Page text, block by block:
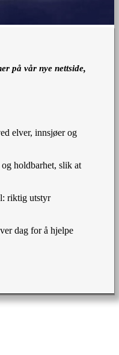
på vår nye nettside,
elver, innsjøer og
holdbarhet, slik at
riktig utstyr
dag for å hjelpe